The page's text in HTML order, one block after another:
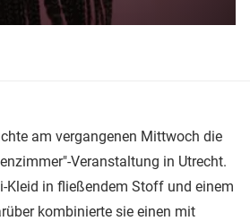
am vergangenen Mittwoch die
Veranstaltung in Utrecht.
Kleid in fließendem Stoff und einem
kombinierte sie einen mit